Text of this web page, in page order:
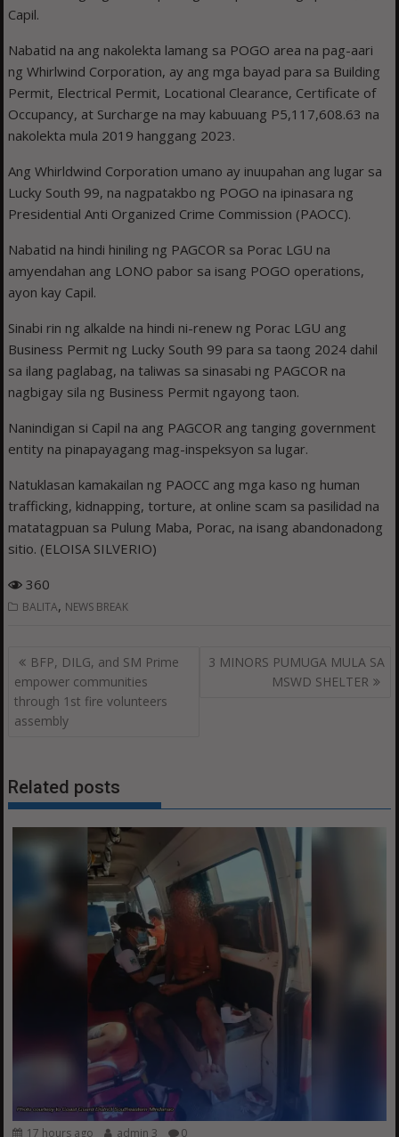
Capil.
Nabatid na ang nakolekta lamang sa POGO area na pag-aari
ng Whirlwind Corporation, ay ang mga bayad para sa Building
Permit, Electrical Permit, Locational Clearance, Certificate of
Occupancy, at Surcharge na may kabuuang P5,117,608.63 na
nakolekta mula 2019 hanggang 2023.
Ang Whirldwind Corporation umano ay inuupahan ang lugar sa
Lucky South 99, na nagpatakbo ng POGO na ipinasara ng
Presidential Anti Organized Crime Commission (PAOCC).
Nabatid na hindi hiniling ng PAGCOR sa Porac LGU na
amyendahan ang LONO pabor sa isang POGO operations,
ayon kay Capil.
Sinabi rin ng alkalde na hindi ni-renew ng Porac LGU ang
Business Permit ng Lucky South 99 para sa taong 2024 dahil
sa ilang paglabag, na taliwas sa sinasabi ng PAGCOR na
nagbigay sila ng Business Permit ngayong taon.
Nanindigan si Capil na ang PAGCOR ang tanging government
entity na pinapayagang mag-inspeksyon sa lugar.
Natuklasan kamakailan ng PAOCC ang mga kaso ng human
trafficking, kidnapping, torture, at online scam sa pasilidad na
matatagpuan sa Pulung Maba, Porac, na isang abandonadong
sitio. (ELOISA SILVERIO)
360
BALITA, NEWS BREAK
Post
navigation
BFP, DILG, and SM Prime
empower communities
through 1st fire volunteers
assembly
3 MINORS PUMUGA MULA SA
MSWD SHELTER
Related posts
17 hours ago admin 3 0